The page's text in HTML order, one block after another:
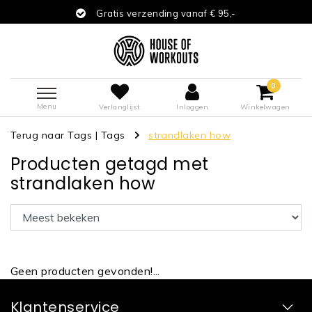
Gratis verzending vanaf € 95,-
Menu Verlanglijst Inloggen
0
Winkelwagen
Terug naar Tags | Tags strandlaken how
Producten getagd met
strandlaken how
Geen producten gevonden!...
Klantenservice